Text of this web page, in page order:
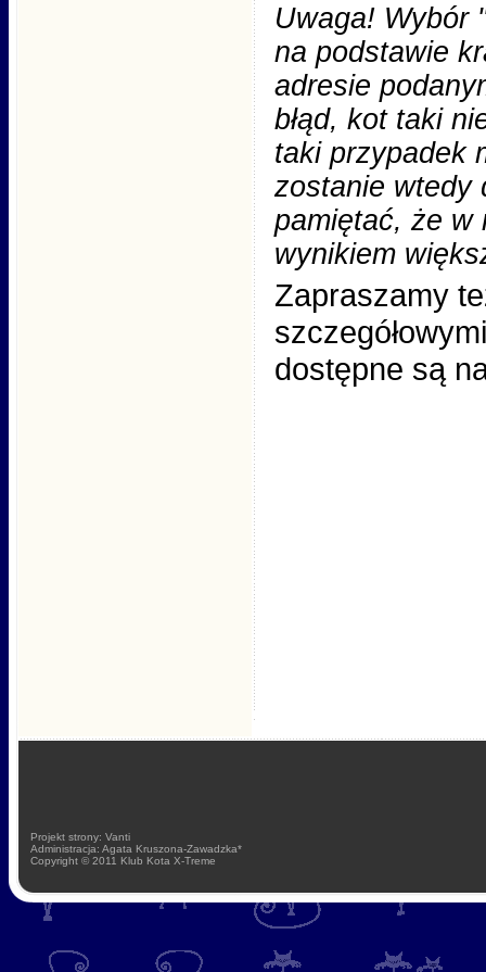
Uwaga! Wybór
na podstawie
adresie
błąd, kot taki
taki przypadek
zostanie wtedy
pamiętać, że w
wynikiem
Zapraszamy
dostępne są
Projekt strony: Vanti
Administracja: Agata Kruszona-Zawadzka*
Copyright © 2011 Klub Kota X-Treme